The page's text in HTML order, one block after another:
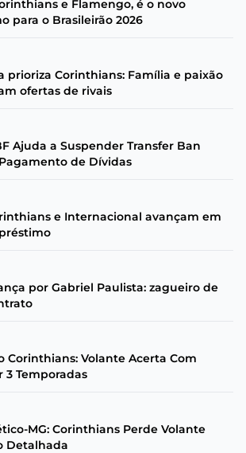
e Flamengo, é o novo
para o Brasileirão 2026
prioriza Corinthians: Família e paixão
ofertas de rivais
Ajuda a Suspender Transfer Ban
de Dívidas
e Internacional avançam em
por Gabriel Paulista: zagueiro de
Corinthians: Volante Acerta Com
3 Temporadas
MG: Corinthians Perde Volante
Detalhada